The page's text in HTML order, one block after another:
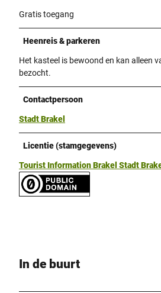
Gratis toegang
Heenreis & parkeren
Het kasteel is bewoond en kan alleen
bezocht.
Contactpersoon
Stadt Brakel
Licentie (stamgegevens)
Tourist Information Brakel Stadt
In de buurt